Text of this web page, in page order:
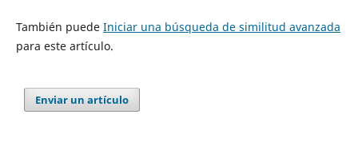
También puede Iniciar una búsqueda de similitud avanzada
para este artículo.
Enviar un artículo